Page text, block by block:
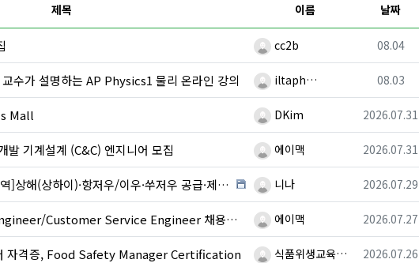
제목 이름 날짜
등록자cc2b 등록일
08.04
수가 설명하는 AP Physics1 물리 온라인 강의 등록자iltaph… 등록일
08.03
Mall 등록자DKim 등록일
2026.07.31
발 기계설계 (C&C) 엔지니어 모집 등록자에이맥 등록일
2026.07.31
)·항저우/이우·쑤저우 공급·제조 업체,공장 미팅 & 전시회 한중 원어민 프리… 등록자니나 등록일
2026.07.29
Customer Service Engineer 채용중입니다. 등록자에이맥 등록일
2026.07.27
자격증, Food Safety Manager Certification 등록자식품위생교육… 등록일
2026.07.26